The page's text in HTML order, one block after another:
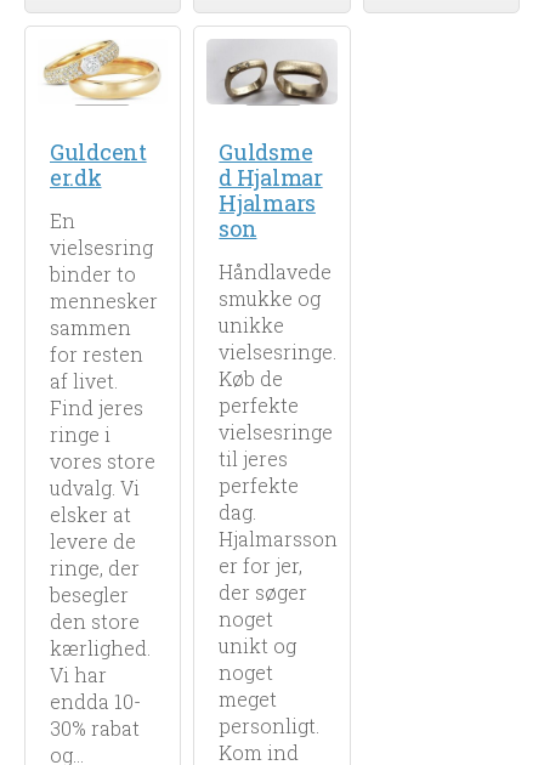
Guldcent
er.dk
En
vielsesring
binder to
mennesker
sammen
for resten
af livet.
Find jeres
ringe i
vores store
udvalg. Vi
elsker at
levere de
ringe, der
besegler
den store
kærlighed.
Vi har
endda 10-
30% rabat
og...
Guldsme
d Hjalmar
Hjalmars
son
Håndlavede
smukke og
unikke
vielsesringe.
Køb de
perfekte
vielsesringe
til jeres
perfekte
dag.
Hjalmarsson
er for jer,
der søger
noget
unikt og
noget
meget
personligt.
Kom ind